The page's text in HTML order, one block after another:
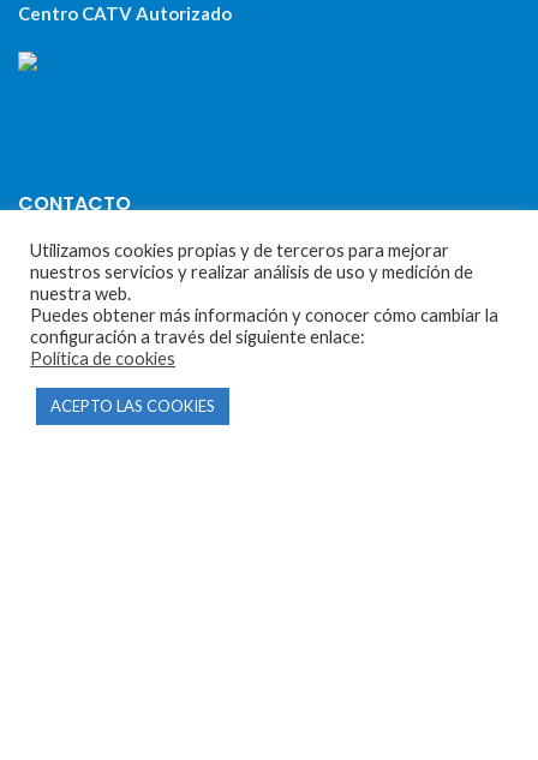
Centro CATV Autorizado
CONTACTO
Parque Empresarial Las Condas , Nave 1
05440 Piedralaves-Ávila
603 57 44 50
Síguenos en Facebook
Utilizamos cookies propias y de terceros para mejorar
nuestros servicios y realizar análisis de uso y medición de
nuestra web.
Puedes obtener más información y conocer cómo cambiar la
configuración a través del siguiente enlace:
Política de cookies
ACEPTO LAS COOKIES